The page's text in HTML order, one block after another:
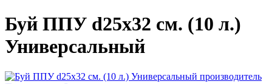
Буй ППУ d25x32 см. (10 л.)
Универсальный